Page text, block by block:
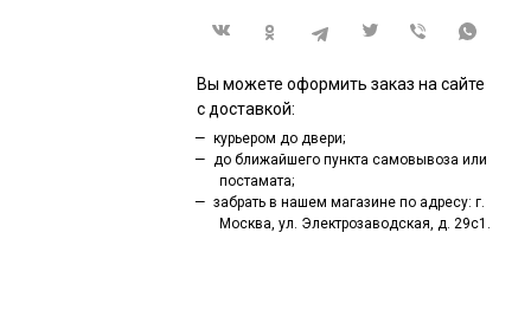
Вы можете оформить заказ на сайте
с доставкой:
курьером до двери;
до ближайшего пункта самовывоза или
постамата;
забрать в нашем магазине по адресу: г.
Москва, ул. Электрозаводская, д. 29с1.